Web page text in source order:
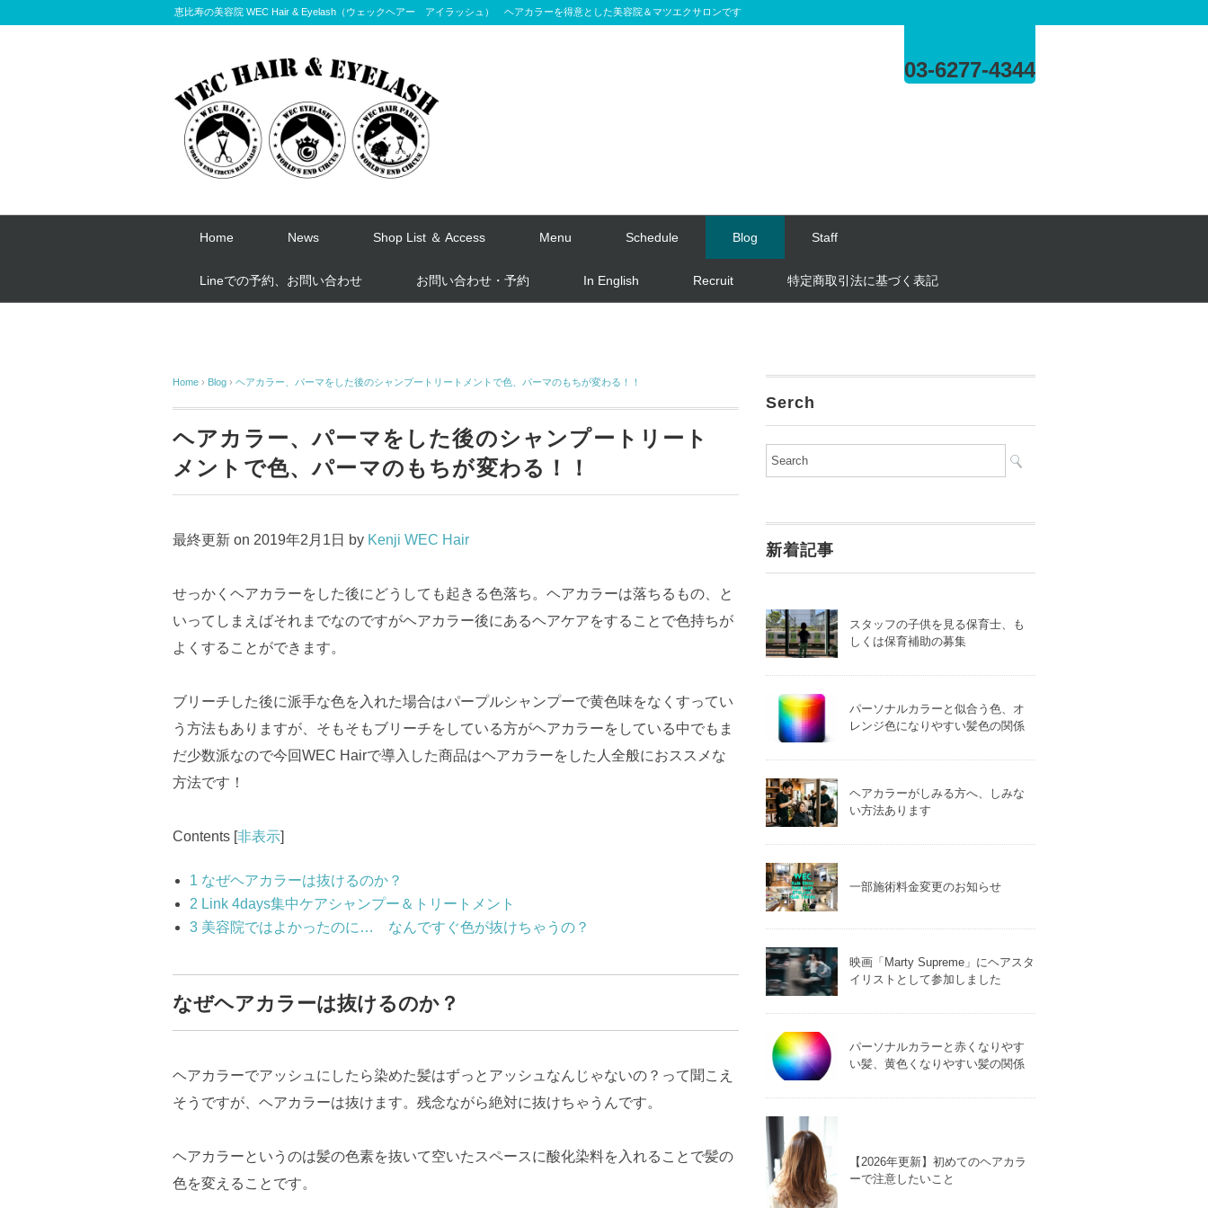
恵比寿の美容院 WEC Hair & Eyelash（ウェックヘアー アイラッシュ） ヘアカラーを得意とした美容院＆マツエクサロンです
03-6277-4344
Home News Shop List ＆ Access Menu Schedule Blog Staff
Lineでの予約、お問い合わせ お問い合わせ・予約 In English Recruit 特定商取引法に基づく表記
Home › Blog › ヘアカラー、パーマをした後のシャンプートリートメントで色、パーマのもちが変わる！！
ヘアカラー、パーマをした後のシャンプートリート
メントで色、パーマのもちが変わる！！
最終更新 on 2019年2月1日 by Kenji WEC Hair
せっかくヘアカラーをした後にどうしても起きる色落ち。ヘアカラーは落ちるもの、と
いってしまえばそれまでなのですがヘアカラー後にあるヘアケアをすることで色持ちが
よくすることができます。
ブリーチした後に派手な色を入れた場合はパープルシャンプーで黄色味をなくすってい
う方法もありますが、そもそもブリーチをしている方がヘアカラーをしている中でもま
だ少数派なので今回WEC Hairで導入した商品はヘアカラーをした人全般におススメな
方法です！
Contents [非表示]
1 なぜヘアカラーは抜けるのか？
2 Link 4days集中ケアシャンプー＆トリートメント
3 美容院ではよかったのに… なんですぐ色が抜けちゃうの？
なぜヘアカラーは抜けるのか？
ヘアカラーでアッシュにしたら染めた髪はずっとアッシュなんじゃないの？って聞こえ
そうですが、ヘアカラーは抜けます。残念ながら絶対に抜けちゃうんです。
ヘアカラーというのは髪の色素を抜いて空いたスペースに酸化染料を入れることで髪の
色を変えることです。
Serch
新着記事
スタッフの子供を見る保育士、も
しくは保育補助の募集
パーソナルカラーと似合う色、オ
レンジ色になりやすい髪色の関係
ヘアカラーがしみる方へ、しみな
い方法あります
一部施術料金変更のお知らせ
映画「Marty Supreme」にヘアスタ
イリストとして参加しました
パーソナルカラーと赤くなりやす
い髪、黄色くなりやすい髪の関係
【2026年更新】初めてのヘアカラ
ーで注意したいこと